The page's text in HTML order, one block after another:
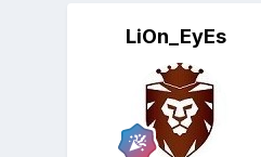
LiOn_EyEs